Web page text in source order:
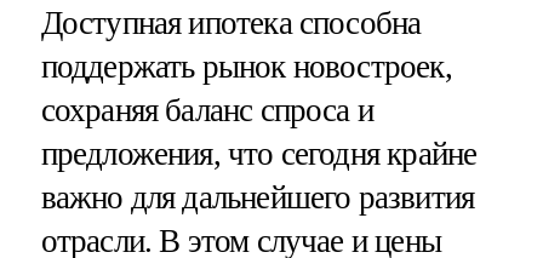
Доступная ипотека способна
поддержать рынок новостроек,
сохраняя баланс спроса и
предложения, что сегодня крайне
важно для дальнейшего развития
отрасли. В этом случае и цены